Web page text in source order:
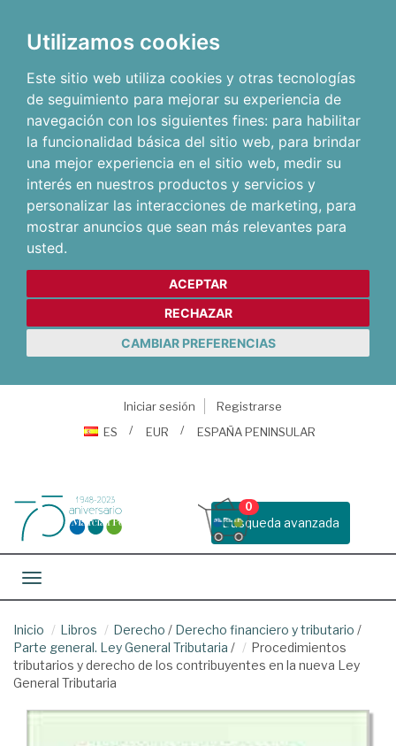
Utilizamos cookies
Este sitio web utiliza cookies y otras tecnologías
de seguimiento para mejorar su experiencia de
navegación con los siguientes fines: para habilitar
la funcionalidad básica del sitio web, para brindar
una mejor experiencia en el sitio web, medir su
interés en nuestros productos y servicios y
personalizar las interacciones de marketing, para
mostrar anuncios que sean más relevantes para
usted.
ACEPTAR
RECHAZAR
CAMBIAR PREFERENCIAS
Iniciar sesión
Registrarse
ES
EUR ESPAÑA PENINSULAR
Busqueda avanzada
0
Toggle navigation
Inicio Libros Derecho / Derecho financiero y tributario /
Parte general. Ley General Tributaria /
Procedimientos
tributarios y derecho de los contribuyentes en la nueva Ley
General Tributaria